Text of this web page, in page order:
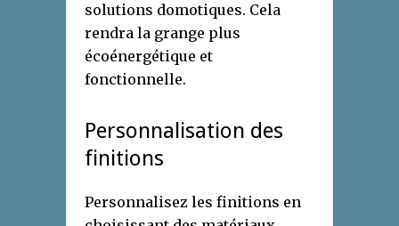
solutions domotiques. Cela
rendra la grange plus
écoénergétique et
fonctionnelle.
Personnalisation des
finitions
Personnalisez les finitions en